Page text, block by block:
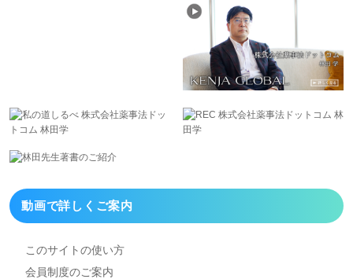
動画で詳しくご案内
このサイトの使い方
会員制度のご案内